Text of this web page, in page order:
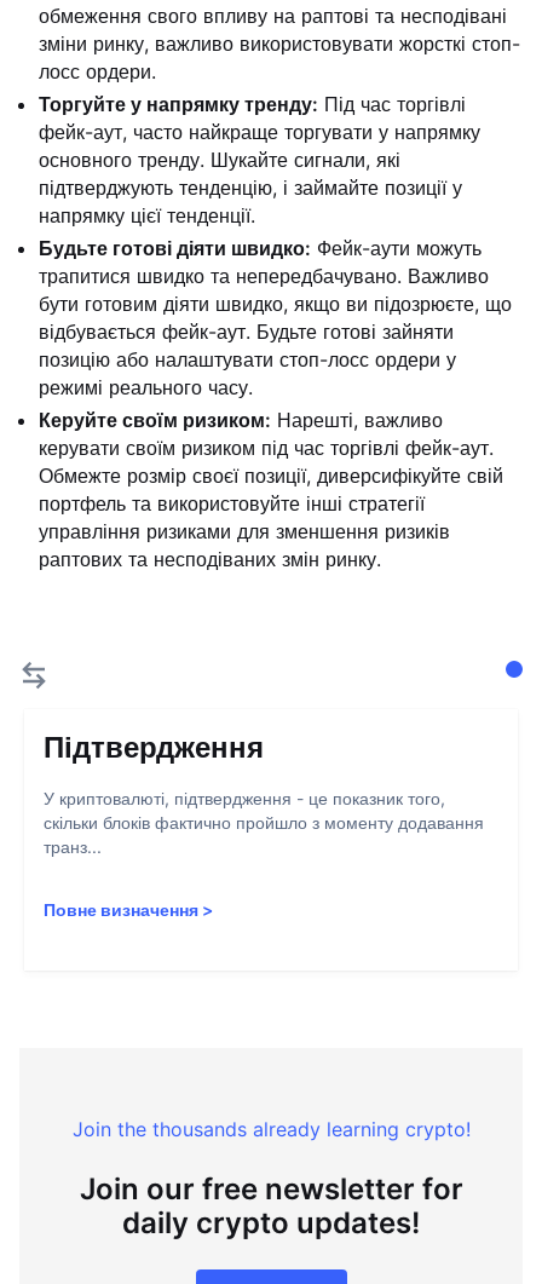
обмеження свого впливу на раптові та несподівані
зміни ринку, важливо використовувати жорсткі стоп-
лосс ордери.
Торгуйте у напрямку тренду: Під час торгівлі
фейк-аут, часто найкраще торгувати у напрямку
основного тренду. Шукайте сигнали, які
підтверджують тенденцію, і займайте позиції у
напрямку цієї тенденції.
Будьте готові діяти швидко: Фейк-аути можуть
трапитися швидко та непередбачувано. Важливо
бути готовим діяти швидко, якщо ви підозрюєте, що
відбувається фейк-аут. Будьте готові зайняти
позицію або налаштувати стоп-лосс ордери у
режимі реального часу.
Керуйте своїм ризиком: Нарешті, важливо
керувати своїм ризиком під час торгівлі фейк-аут.
Обмежте розмір своєї позиції, диверсифікуйте свій
портфель та використовуйте інші стратегії
управління ризиками для зменшення ризиків
раптових та несподіваних змін ринку.
Підтвердження
У криптовалюті, підтвердження - це показник того,
скільки блоків фактично пройшло з моменту додавання
транз...
Повне визначення >
Join the thousands already learning crypto!
Join our free newsletter for
daily crypto updates!